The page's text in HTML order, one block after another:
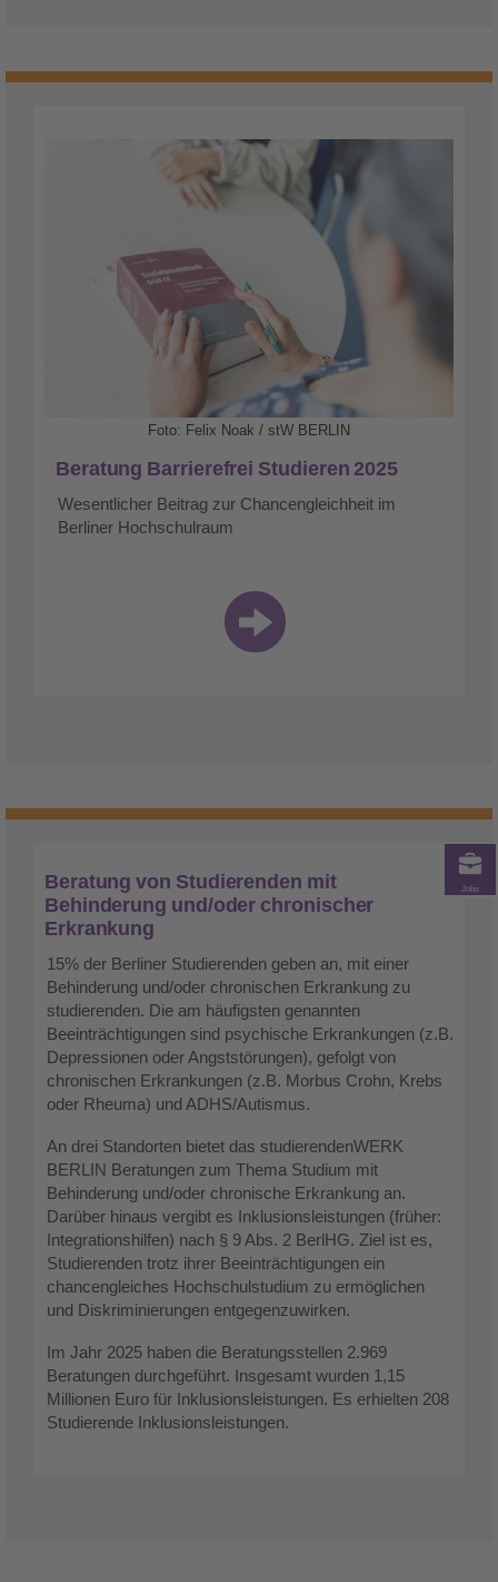
Jobs
Foto: Felix Noak / stW BERLIN
Beratung Barrierefrei Studieren 2025
Wesentlicher Beitrag zur Chancengleichheit im
Berliner Hochschulraum
Beratung von Studierenden mit
Behinderung und/oder chronischer
Erkrankung
15% der Berliner Studierenden geben an, mit einer
Behinderung und/oder chronischen Erkrankung zu
studierenden. Die am häufigsten genannten
Beeinträchtigungen sind psychische Erkrankungen (z.B.
Depressionen oder Angststörungen), gefolgt von
chronischen Erkrankungen (z.B. Morbus Crohn, Krebs
oder Rheuma) und ADHS/Autismus.
An drei Standorten bietet das studierendenWERK
BERLIN Beratungen zum Thema Studium mit
Behinderung und/oder chronische Erkrankung an.
Darüber hinaus vergibt es Inklusionsleistungen (früher:
Integrationshilfen) nach § 9 Abs. 2 BerlHG. Ziel ist es,
Studierenden trotz ihrer Beeinträchtigungen ein
chancengleiches Hochschulstudium zu ermöglichen
und Diskriminierungen entgegenzuwirken.
Im Jahr 2025 haben die Beratungsstellen 2.969
Beratungen durchgeführt. Insgesamt wurden 1,15
Millionen Euro für Inklusionsleistungen. Es erhielten 208
Studierende Inklusionsleistungen.